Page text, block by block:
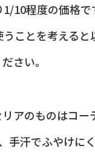
10程度の価格で
うことを考える
さい。
リアのものはコー
手汗でふやけにく